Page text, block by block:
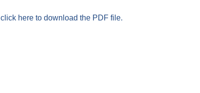
click here to download the PDF file.